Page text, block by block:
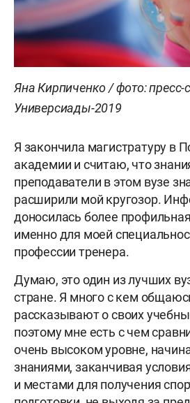
Яна Кирпиченко / фото: пресс-
Универсиады-2019
Я закончила магистратуру в
академии и считаю, что
преподаватели в этом вузе
расширили мой кругозор.
доносилась более
именно для моей
профессии тренера.
Думаю, это один из лучших
стране. Я много с кем
рассказывают о своих
поэтому мне есть с чем
очень высоком уровне,
знаниями, заканчивая
и местами для получения